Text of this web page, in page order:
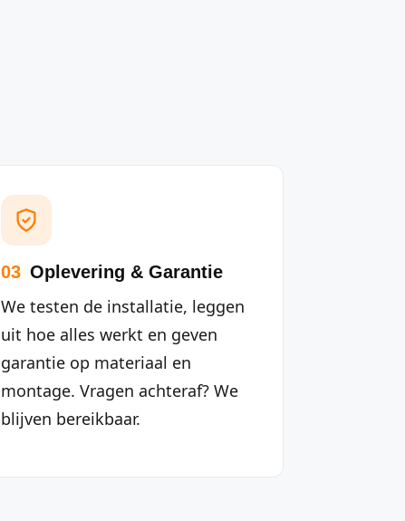
03 Oplevering & Garantie
We testen de installatie, leggen
uit hoe alles werkt en geven
garantie op materiaal en
montage. Vragen achteraf? We
blijven bereikbaar.